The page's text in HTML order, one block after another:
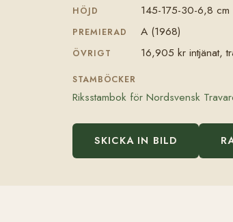
HÖJD 145-175-30-6,8 cm
PREMIERAD A (1968)
ÖVRIGT 16,905 kr intjänat,
STAMBÖCKER
Riksstambok för Nordsvensk
SKICKA IN BILD